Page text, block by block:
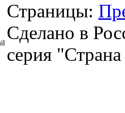
Страницы:
Сделано в
серия